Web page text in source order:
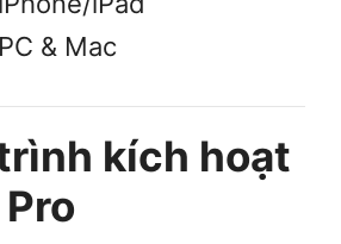
PC & Mac
kích hoạt